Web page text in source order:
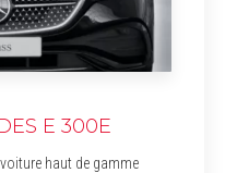
E 300E
haut de gamme